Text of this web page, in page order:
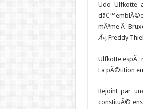
Udo Ulfkotte
mÃªme Ã
Â», Freddy
Ulfkotte
La pÃ©tition
Rejoint par
constituÃ©